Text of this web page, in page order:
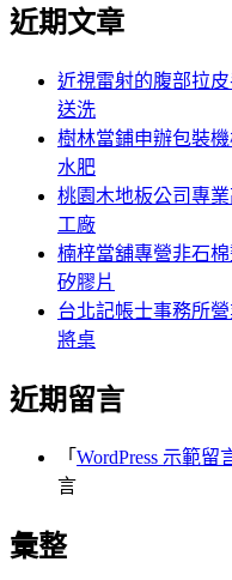
章:
關
近期文章
近視雷射的腹部拉
送洗
樹林當鋪申辦包裝
水肥
桃園木地板公司專
工廠
楠梓當舖專營非石
矽膠片
台北記帳士事務所營
將桌
近期留言
「 WordPress 示範留
言
彙整